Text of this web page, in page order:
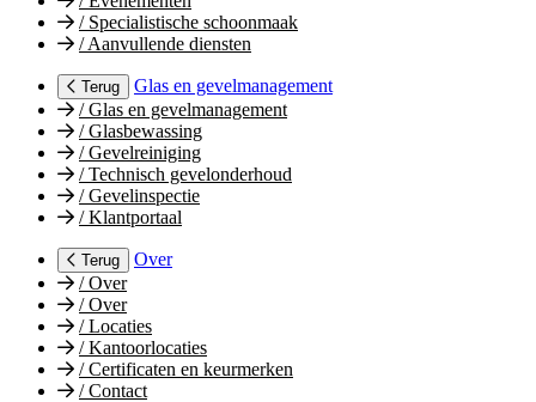
/Specialistische schoonmaak
/Aanvullende diensten
Terug
Glas en gevelmanagement
/Glas en gevelmanagement
/Glasbewassing
/Gevelreiniging
/Technisch gevelonderhoud
/Gevelinspectie
/Klantportaal
Terug
Over
/Over
/Over
/Locaties
/Kantoorlocaties
/Certificaten en keurmerken
/Contact